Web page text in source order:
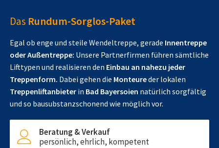
Das Rundum-Sorglos-Paket
Egal ob enge und steile Wendeltreppe, gerade Innentreppe
oder Außentreppe: Unsere Partnerfirmen führen sämtliche
Lifttypen und realisieren den Einbau an nahezu jeder
Treppenform. Dabei gehen die Monteureder lokalen
Treppenliftanbieter in Bad Bayersoien natürlich sorgfältig
und so bausubstanzschonend wie möglich vor.
Beratung & Verkauf
persönlich, ehrlich, kompetent